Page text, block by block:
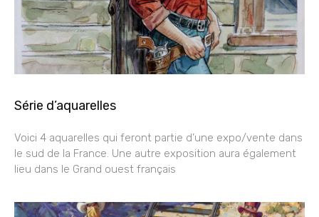
Série d’aquarelles
Voici 4 aquarelles qui feront partie d’une expo/vente dans
le sud de la France. Une autre exposition aura également
lieu dans le Grand ouest français